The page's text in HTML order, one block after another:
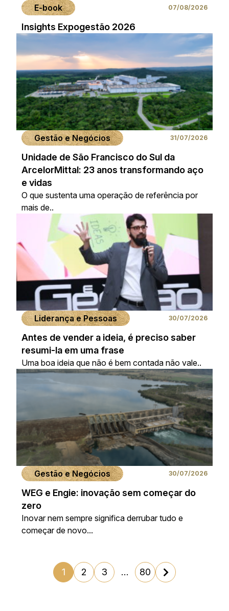
E-book 07/08/2026
Insights Expogestão 2026
Gestão e Negócios 31/07/2026
Unidade de São Francisco do Sul da
ArcelorMittal: 23 anos transformando aço
e vidas
O que sustenta uma operação de referência por
mais de..
Liderança e Pessoas 30/07/2026
Antes de vender a ideia, é preciso saber
resumi-la em uma frase
Uma boa ideia que não é bem contada não vale..
Gestão e Negócios 30/07/2026
WEG e Engie: inovação sem começar do
zero
Inovar nem sempre significa derrubar tudo e
começar de novo...
1 2 3 … 80